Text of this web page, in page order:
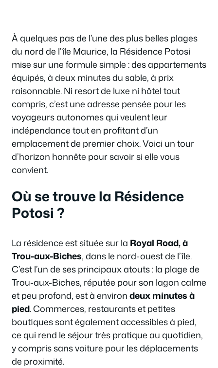
À quelques pas de l’une des plus belles plages
du nord de l’île Maurice, la Résidence Potosi
mise sur une formule simple : des appartements
équipés, à deux minutes du sable, à prix
raisonnable. Ni resort de luxe ni hôtel tout
compris, c’est une adresse pensée pour les
voyageurs autonomes qui veulent leur
indépendance tout en profitant d’un
emplacement de premier choix. Voici un tour
d’horizon honnête pour savoir si elle vous
convient.
Où se trouve la Résidence
Potosi ?
La résidence est située sur la Royal Road, à
Trou-aux-Biches, dans le nord-ouest de l’île.
C’est l’un de ses principaux atouts : la plage de
Trou-aux-Biches, réputée pour son lagon calme
et peu profond, est à environdeux minutes à
pied. Commerces, restaurants et petites
boutiques sont également accessibles à pied,
ce qui rend le séjour très pratique au quotidien,
y compris sans voiture pour les déplacements
de proximité.